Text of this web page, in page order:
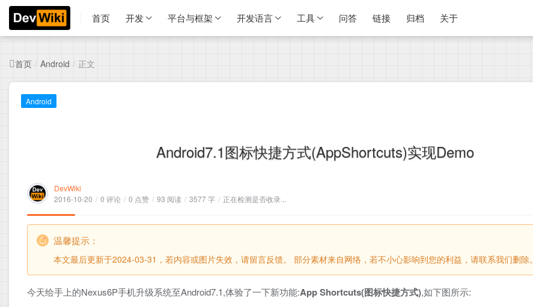
首页 开发 平台与框架 开发语言 工具 问答 链接 归档 关于
首页 / Android / 正文
Android
Android7.1图标快捷方式(AppShortcuts)实现Demo
DevWiki
2016-10-20 / 0 评论 / 0 点赞 / 93 阅读 / 3577 字 / 正在检测是否收录...
温馨提示：
本文最后更新于2024-03-31，若内容或图片失效，请留言反馈。 部分素材来自网络，若不小心影响到您的利益，请联系我们删除。
今天给手上的Nexus6P手机升级系统至Android7.1,体验了一下新功能:App Shortcuts(图标快捷方式),如下图所示: